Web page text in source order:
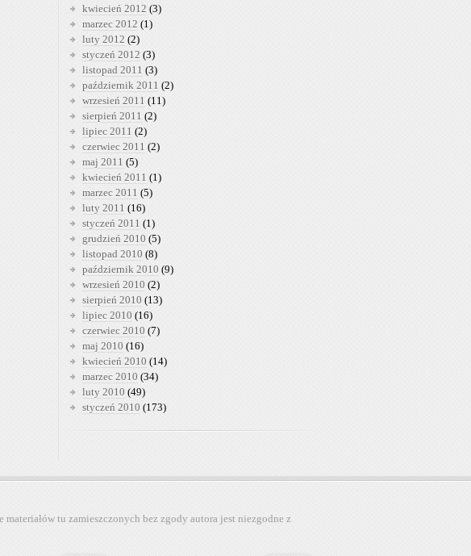
kwiecień 2012 (3)
marzec 2012 (1)
luty 2012 (2)
styczeń 2012 (3)
listopad 2011 (3)
październik 2011 (2)
wrzesień 2011 (11)
sierpień 2011 (2)
lipiec 2011 (2)
czerwiec 2011 (2)
maj 2011 (5)
kwiecień 2011 (1)
marzec 2011 (5)
luty 2011 (16)
styczeń 2011 (1)
grudzień 2010 (5)
listopad 2010 (8)
październik 2010 (9)
wrzesień 2010 (2)
sierpień 2010 (13)
lipiec 2010 (16)
czerwiec 2010 (7)
maj 2010 (16)
kwiecień 2010 (14)
marzec 2010 (34)
luty 2010 (49)
styczeń 2010 (173)
tu zamieszczonych bez zgody autora jest niezgodne z